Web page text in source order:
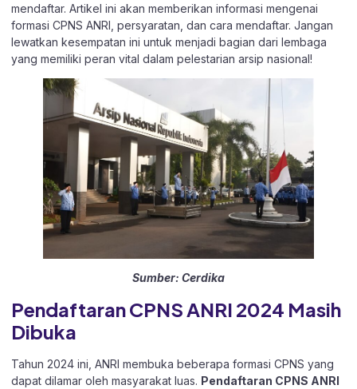
mendaftar. Artikel ini akan memberikan informasi mengenai
formasi CPNS ANRI, persyaratan, dan cara mendaftar. Jangan
lewatkan kesempatan ini untuk menjadi bagian dari lembaga
yang memiliki peran vital dalam pelestarian arsip nasional!
Sumber: Cerdika
Pendaftaran CPNS ANRI 2024 Masih
Dibuka
Tahun 2024 ini, ANRI membuka beberapa formasi CPNS yang
dapat dilamar oleh masyarakat luas. Pendaftaran CPNS ANRI